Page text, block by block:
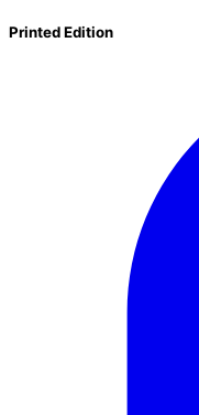
Printed Edition